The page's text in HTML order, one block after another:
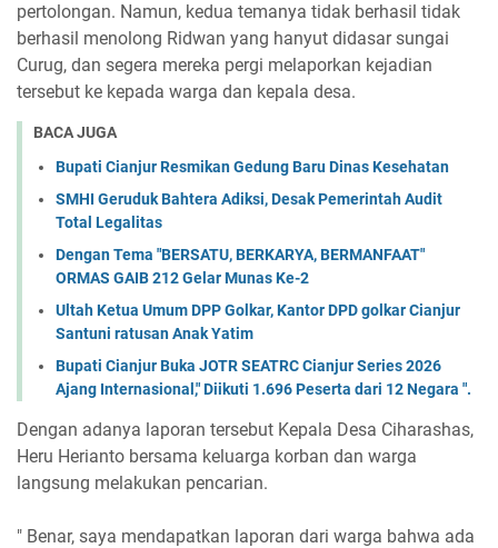
pertolongan. Namun, kedua temanya tidak berhasil tidak
berhasil menolong Ridwan yang hanyut didasar sungai
Curug, dan segera mereka pergi melaporkan kejadian
tersebut ke kepada warga dan kepala desa.
BACA JUGA
Bupati Cianjur Resmikan Gedung Baru Dinas Kesehatan
SMHI Geruduk Bahtera Adiksi, Desak Pemerintah Audit
Total Legalitas
Dengan Tema "BERSATU, BERKARYA, BERMANFAAT"
ORMAS GAIB 212 Gelar Munas Ke-2
Ultah Ketua Umum DPP Golkar, Kantor DPD golkar Cianjur
Santuni ratusan Anak Yatim
Bupati Cianjur Buka JOTR SEATRC Cianjur Series 2026
Ajang Internasional," Diikuti 1.696 Peserta dari 12 Negara ".
Dengan adanya laporan tersebut Kepala Desa Ciharashas,
Heru Herianto bersama keluarga korban dan warga
langsung melakukan pencarian.
" Benar, saya mendapatkan laporan dari warga bahwa ada